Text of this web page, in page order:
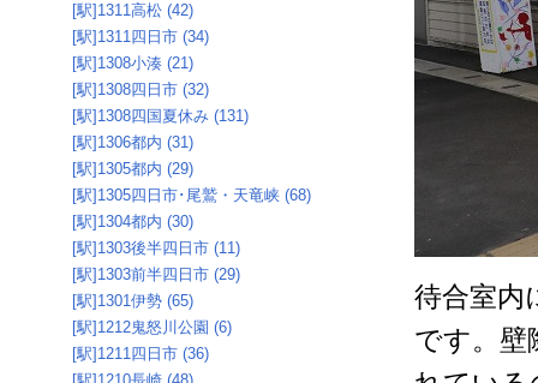
待合室内
です。壁
[駅]1311高松 (42)
[駅]1311四日市 (34)
[駅]1308小湊 (21)
[駅]1308四日市 (32)
[駅]1308四国夏休み (131)
[駅]1306都内 (31)
[駅]1305都内 (29)
[駅]1305四日市･尾鷲・天竜峡 (68)
[駅]1304都内 (30)
[駅]1303後半四日市 (11)
[駅]1303前半四日市 (29)
[駅]1301伊勢 (65)
[駅]1212鬼怒川公園 (6)
[駅]1211四日市 (36)